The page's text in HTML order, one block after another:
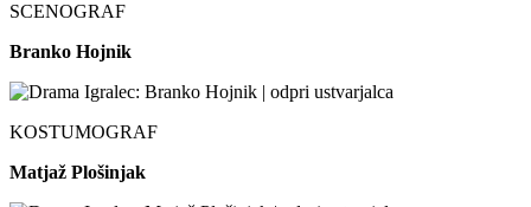
SCENOGRAF
Branko Hojnik
KOSTUMOGRAF
Matjaž Plošinjak